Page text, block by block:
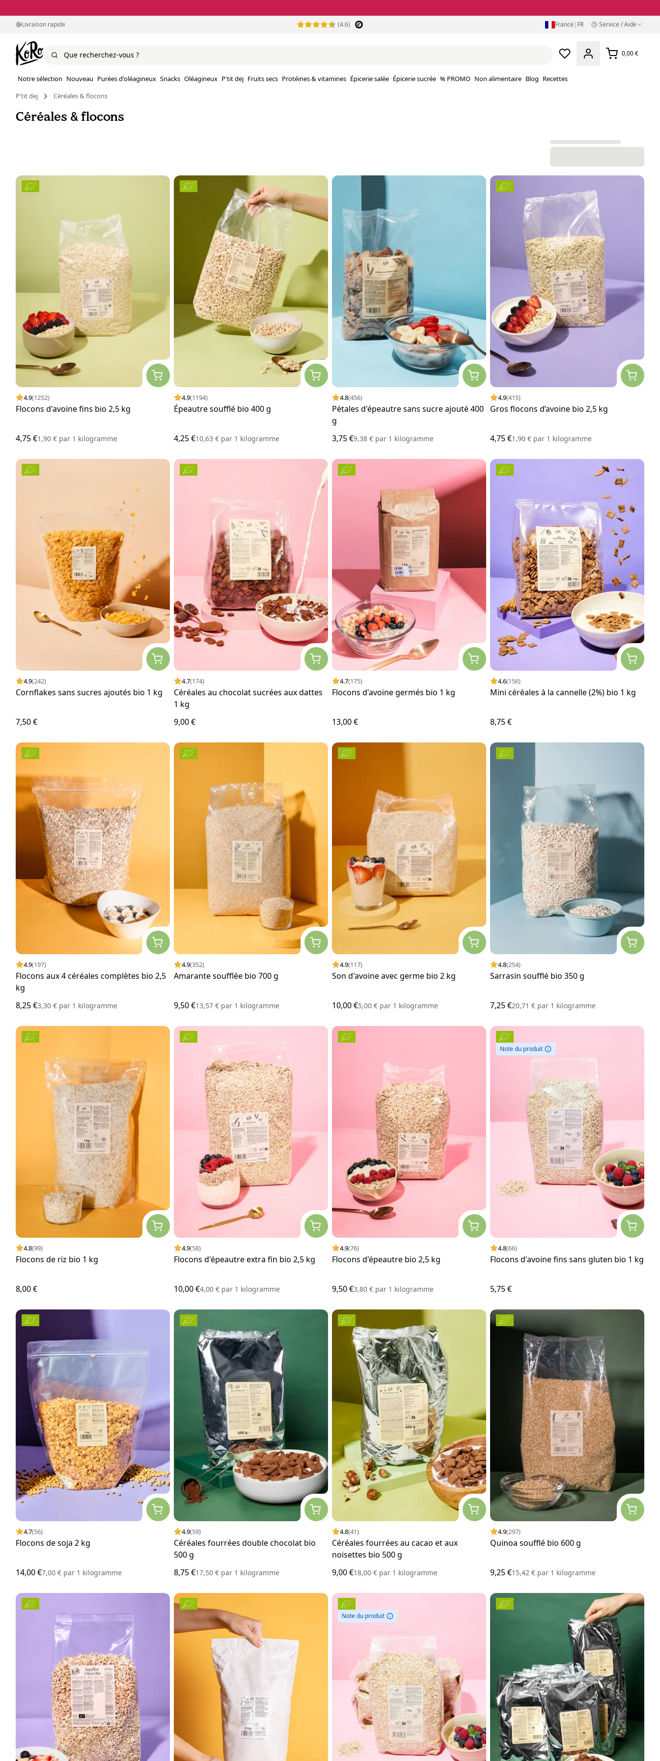
Livraison rapide (4.6) France | FR Service / Aide
0,00 €
Notre sélection Nouveau Purées d'oléagineux Snacks Oléagineux P'tit dej Fruits secs Protéines & vitamines Épicerie salée Épicerie sucrée % PROMO Non alimentaire Blog Recettes
P'tit dej
Céréales & flocons
Céréales & flocons
4.9(1252)
Flocons d'avoine fins bio 2,5 kg
4,75 €1,90 € par 1 kilogramme
4.9(1194)
Épeautre soufflé bio 400 g
4,25 €10,63 € par 1 kilogramme
4.8(456)
Pétales d'épeautre sans sucre ajouté 400
g
3,75 €9,38 € par 1 kilogramme
4.9(415)
Gros flocons d’avoine bio 2,5 kg
4,75 €1,90 € par 1 kilogramme
4.9(242)
Cornflakes sans sucres ajoutés bio 1 kg
7,50 €
4.7(174)
Céréales au chocolat sucrées aux dattes
1 kg
9,00 €
4.7(175)
Flocons d'avoine germés bio 1 kg
13,00 €
4.6(156)
Mini céréales à la cannelle (2%) bio 1 kg
8,75 €
4.9(197)
Flocons aux 4 céréales complètes bio 2,5
kg
8,25 €3,30 € par 1 kilogramme
4.9(352)
Amarante soufflée bio 700 g
9,50 €13,57 € par 1 kilogramme
4.9(117)
Son d'avoine avec germe bio 2 kg
10,00 €5,00 € par 1 kilogramme
4.8(254)
Sarrasin soufflé bio 350 g
7,25 €20,71 € par 1 kilogramme
4.8(99)
Flocons de riz bio 1 kg
8,00 €
4.9(58)
Flocons d'épeautre extra fin bio 2,5 kg
10,00 €4,00 € par 1 kilogramme
4.9(76)
Flocons d'épeautre bio 2,5 kg
9,50 €3,80 € par 1 kilogramme
Note du produit
4.8(66)
Flocons d'avoine fins sans gluten bio 1 kg
5,75 €
4.7(56)
Flocons de soja 2 kg
14,00 €7,00 € par 1 kilogramme
4.9(59)
Céréales fourrées double chocolat bio
500 g
8,75 €17,50 € par 1 kilogramme
4.8(41)
Céréales fourrées au cacao et aux
noisettes bio 500 g
9,00 €18,00 € par 1 kilogramme
4.9(297)
Quinoa soufflé bio 600 g
9,25 €15,42 € par 1 kilogramme
Note du produit